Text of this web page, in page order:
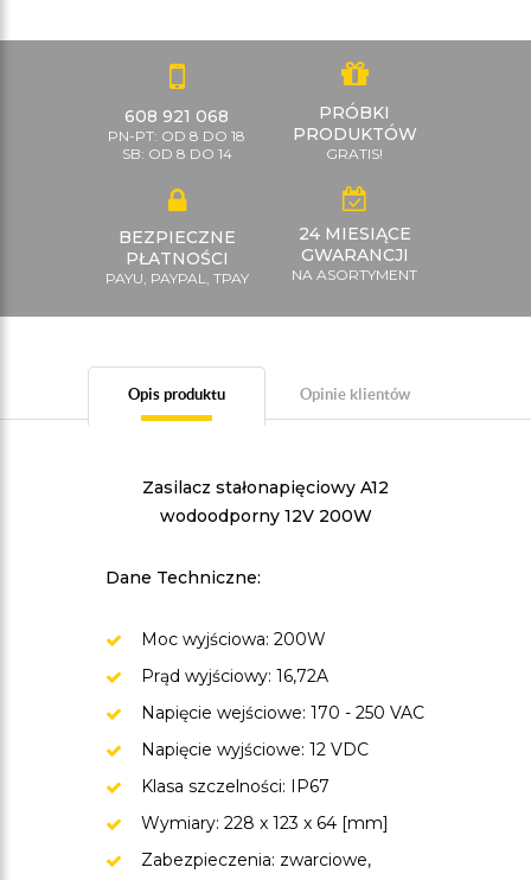
608 921 068
PN-PT: OD 8 DO 18
SB: OD 8 DO 14
PRÓBKI
PRODUKTÓW
GRATIS!
BEZPIECZNE
PŁATNOŚCI
PAYU, PAYPAL, TPAY
24 MIESIĄCE
GWARANCJI
NA ASORTYMENT
Opis produktu Opinie klientów
Zasilacz stałonapięciowy A12
wodoodporny 12V 200W
Dane Techniczne:
Moc wyjściowa: 200W
Prąd wyjściowy: 16,72A
Napięcie wejściowe: 170 - 250 VAC
Napięcie wyjściowe: 12 VDC
Klasa szczelności: IP67
Wymiary: 228 x 123 x 64 [mm]
Zabezpieczenia: zwarciowe,